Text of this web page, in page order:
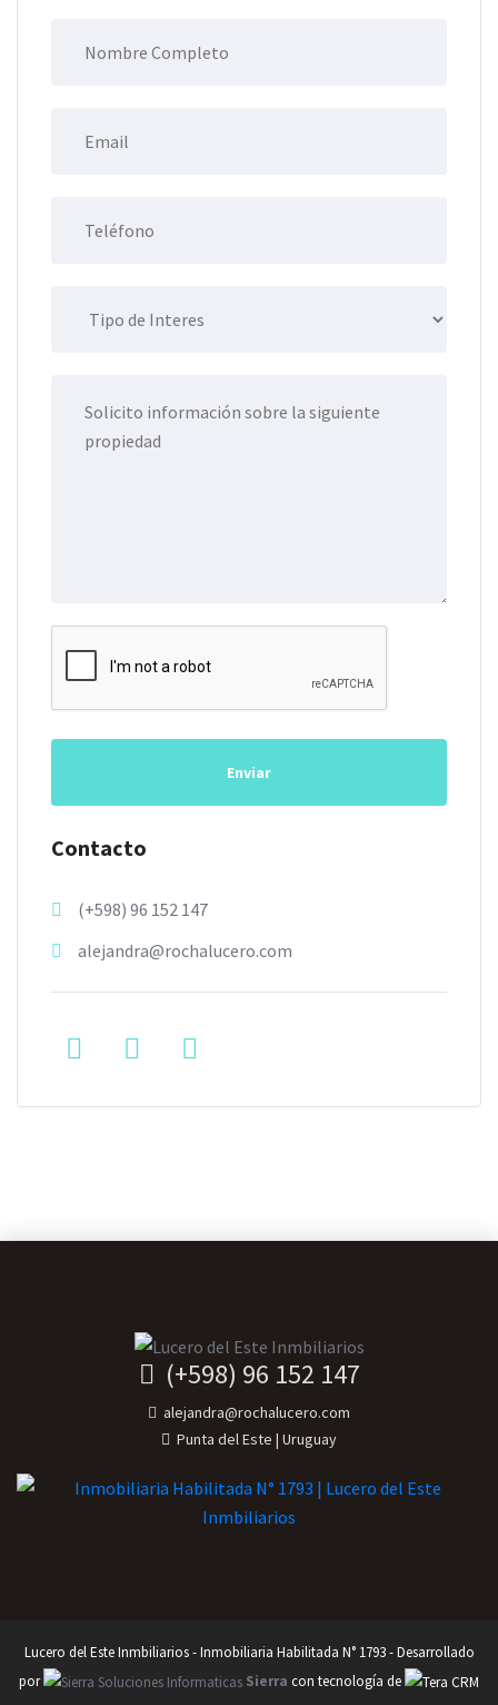
Enviar
Contacto
(+598) 96 152 147
alejandra@rochalucero.com
(+598) 96 152 147
alejandra@rochalucero.com
Punta del Este | Uruguay
Lucero del Este Inmbiliarios - Inmobiliaria Habilitada N° 1793 - Desarrollado
por
Sierra con tecnología de